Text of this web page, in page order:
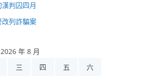
判囚四月
列詐騙案
2026 年 8 月
三 四 五 六